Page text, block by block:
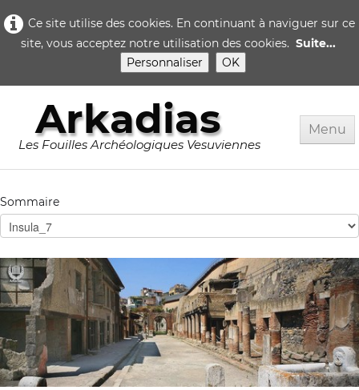
Ce site utilise des cookies. En continuant à naviguer sur ce
site, vous acceptez notre utilisation des cookies. Suite...
Personnaliser
OK
Arkadias
Les Fouilles Archéologiques Vesuviennes
Menu
Rome
Herculanum▼
Quotidien..
Autres..▼
Sommaire